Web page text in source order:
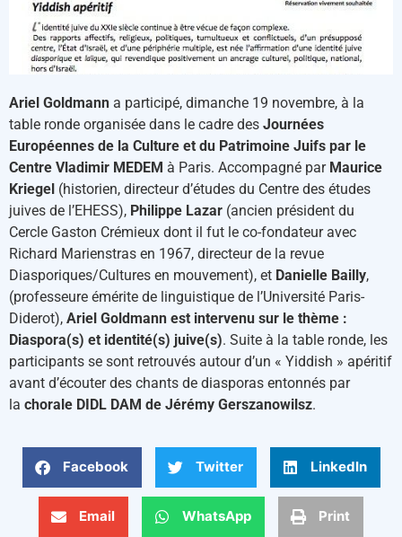
Ariel Goldmann a participé, dimanche 19 novembre, à la
table ronde organisée dans le cadre des Journées
Européennes de la Culture et du Patrimoine Juifs par le
Centre Vladimir MEDEM à Paris. Accompagné par Maurice
Kriegel (historien, directeur d’études du Centre des études
juives de l’EHESS), Philippe Lazar (ancien président du
Cercle Gaston Crémieux dont il fut le co-fondateur avec
Richard Marienstras en 1967, directeur de la revue
Diasporiques/Cultures en mouvement), et Danielle Bailly,
(professeure émérite de linguistique de l’Université Paris-
Diderot), Ariel Goldmann est intervenu sur le thème :
Diaspora(s) et identité(s) juive(s). Suite à la table ronde, les
participants se sont retrouvés autour d’un « Yiddish » apéritif
avant d’écouter des chants de diasporas entonnés par
la chorale DIDL DAM de Jérémy Gerszanowilsz.
Facebook Twitter LinkedIn
Email WhatsApp Print